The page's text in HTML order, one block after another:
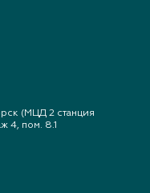
(МЦД 2 станция
4, пом. 8.1